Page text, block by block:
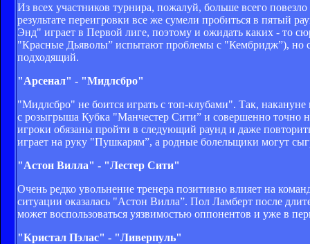
Из всех участников турнира, пожалуй, больше всего
результате переигровки все же сумели пробиться в пятый
Энд" играет в Первой лиге, поэтому и ожидать каких - то
"Красные Дьяволы” испытают проблемы с "Кембридж”), но
подходящий.
"Арсенал" - "Мидлсбро"
"Мидлсбро" не боится играть с топ-клубами". Так,
с розыгрыша Кубка "Манчестер Сити” и совершенно точно
игроки обязаны пройти в следующий раунд и даже
играет на руку "Пушкарям”, а родные болельщики могут
"Астон Вилла" - "Лестер Сити"
Очень редко увольнение тренера позитивно влияет на
ситуации оказалась "Астон Вилла”. Пол Ламберт после
может воспользоваться уязвимостью оппонентов и уже в
"Кристал Пэлас" - "Ливерпуль"